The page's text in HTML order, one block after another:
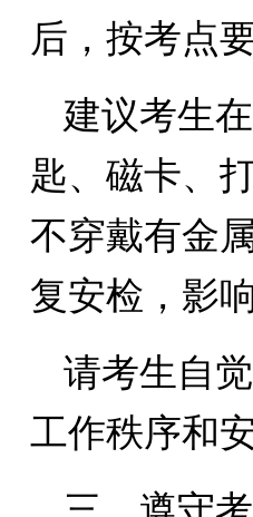
后，按考点
建议考生
匙、磁卡、
不穿戴有金
复安检，影
请考生自
工作秩序和